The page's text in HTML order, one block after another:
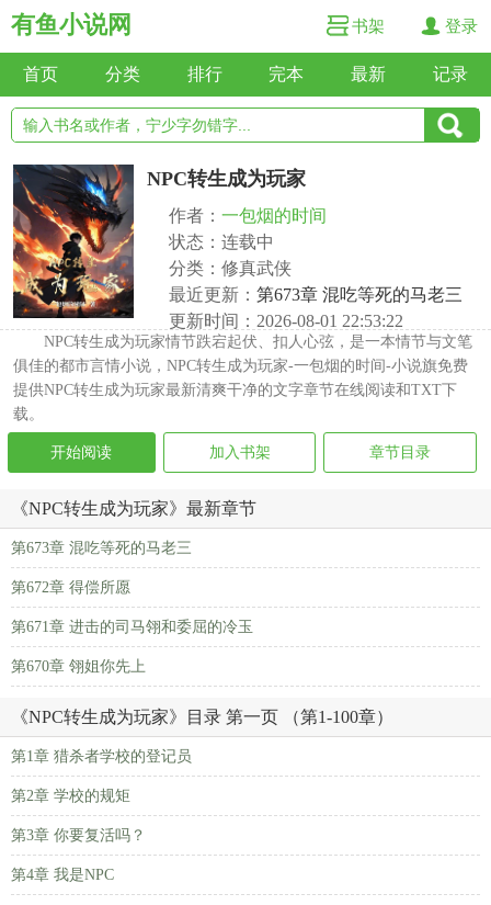
有鱼小说网 书架 登录
首页 分类 排行 完本 最新 记录
NPC转生成为玩家
作者： 一包烟的时间
状态：连载中
分类：修真武侠
最近更新： 第673章 混吃等死的马老三
更新时间：2026-08-01 22:53:22
NPC转生成为玩家情节跌宕起伏、扣人心弦，是一本情节与文笔
俱佳的都市言情小说，NPC转生成为玩家-一包烟的时间-小说旗免费
提供NPC转生成为玩家最新清爽干净的文字章节在线阅读和TXT下
载。
开始阅读 加入书架 章节目录
《NPC转生成为玩家》最新章节
第673章 混吃等死的马老三
第672章 得偿所愿
第671章 进击的司马翎和委屈的冷玉
第670章 翎姐你先上
《NPC转生成为玩家》目录 第一页 （第1-100章）
第1章 猎杀者学校的登记员
第2章 学校的规矩
第3章 你要复活吗？
第4章 我是NPC